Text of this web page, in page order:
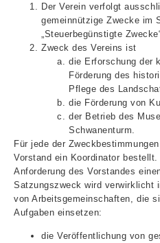
Der Verein verfolgt
gemeinnützige Zwecke im
„Steuerbegünstigte
Zweck des Vereins ist
die Erforschung der
Förderung des
Pflege des
die Förderung von
der Betrieb des
Schwanenturm.
Für jede der
Vorstand ein Koordinator
Anforderung des Vorstandes
Satzungszweck wird verwirklicht
von Arbeitsgemeinschaften, die
Aufgaben einsetzen:
die Veröffentlichung von